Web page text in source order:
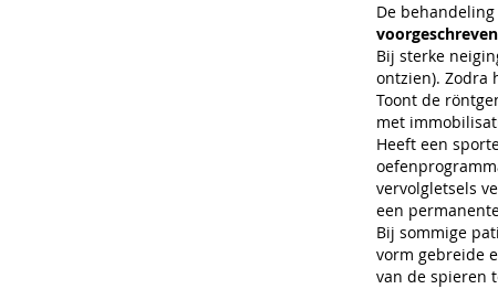
De
Bij sterke
ontzien). Zodra
Toont de
met
Heeft een
vervolgletsels
een
Bij sommige
vorm gebreide
van de spieren